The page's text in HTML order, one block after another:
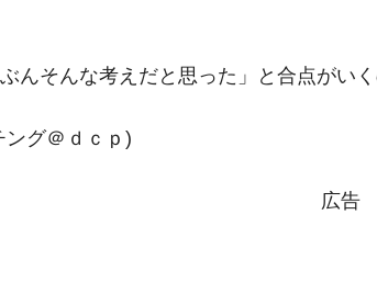
ぶんそんな考えだと思った」と合点がい
ング＠ｄｃｐ)
広告